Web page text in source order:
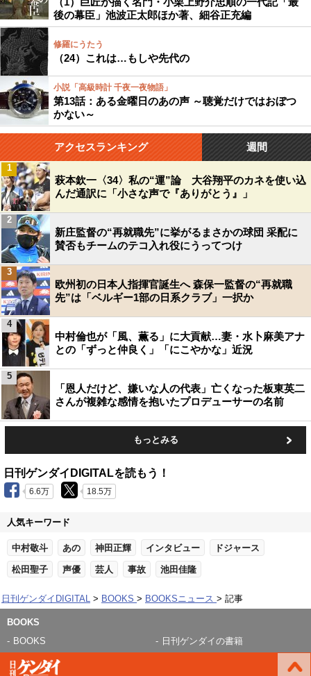
後の幕臣」池波正太郎ほか著、細谷正充編
修羅にうたう
（24）これは…もしや先代の
小説「高級時計 千夜一夜物語」
第13話：ある金曜日のあの声 ～聴覚だけではおぼつ
かない～
アクセスランキング 週間
萩本欽一〈34〉私の“運”論 大谷翔平のカネを使い込
んだ通訳に「小さな声で『ありがとう』」
1
新庄監督の“再就職先”に挙がるまさかの球団 采配に
賛否もチームのテコ入れ役にうってつけ
2
欧州初の日本人指揮官誕生へ 森保一監督の“再就職
先”は「ベルギー1部の日系クラブ」一択か
3
中村倫也が「風、薫る」に大貢献…妻・水卜麻美アナ
との「ずっと仲良く」「にこやかな」近況
4
「恩人だけど、嫌いな人の代表」亡くなった板東英二
さんが複雑な感情を抱いたプロデューサーの名前
5
もっとみる
日刊ゲンダイDIGITALを読もう！
6.6万 18.5万
人気キーワード
中村敬斗 あの 神田正輝 インタビュー ドジャース
松田聖子 声優 芸人 事故 池田佳隆
日刊ゲンダイDIGITAL BOOKS BOOKSニュース 記事
BOOKS
BOOKS
日刊ゲンダイの書籍